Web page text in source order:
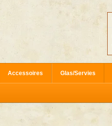
Accessoires Glas/Servies